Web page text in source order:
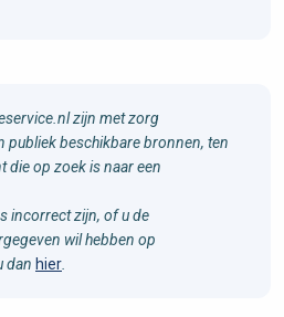
zijn met zorg
publiek beschikbare bronnen, ten
die op zoek is naar een
incorrect zijn, of u de
wil hebben op
dan hier